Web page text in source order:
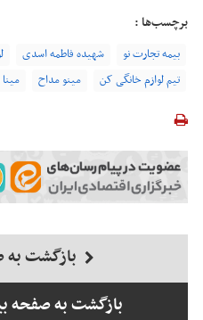
برچسب‌ها :
بیمه تجارت نو شهیده فاطمه اسدی
تیم لوازم خانگی کن
مینو مداح
بازگشت
بازگشت به صفحه